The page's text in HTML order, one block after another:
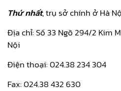
Thứ nhất, trụ sở chính ở Hà
Địa chỉ: Số 33 Ngõ 294/2 Kim
Nội
Điện thoại: 024.38 234 304
Fax: 024.38 432 630